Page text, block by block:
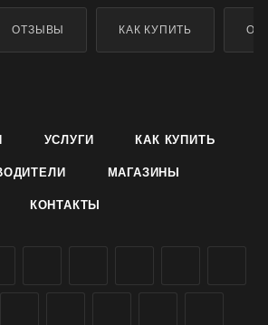
ОТЗЫВЫ КАК КУПИТЬ
УСЛУГИ КАК КУПИТЬ
МАГАЗИНЫ
КОНТАКТЫ